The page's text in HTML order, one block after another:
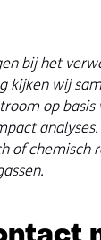
bij het
kijken wij
op basis
of chemisch